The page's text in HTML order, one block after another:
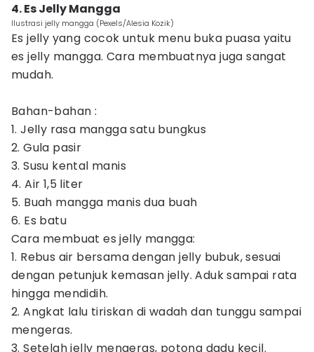
4. Es Jelly Mangga
Ilustrasi jelly mangga (Pexels/Alesia Kozik)
Es jelly yang cocok untuk menu buka puasa yaitu
es jelly mangga. Cara membuatnya juga sangat
mudah.
Bahan-bahan :
1. Jelly rasa mangga satu bungkus
2. Gula pasir
3. Susu kental manis
4. Air 1,5 liter
5. Buah mangga manis dua buah
6. Es batu
Cara membuat es jelly mangga:
1. Rebus air bersama dengan jelly bubuk, sesuai
dengan petunjuk kemasan jelly. Aduk sampai rata
hingga mendidih.
2. Angkat lalu tiriskan di wadah dan tunggu sampai
mengeras.
3. Setelah jelly mengeras, potong dadu kecil.